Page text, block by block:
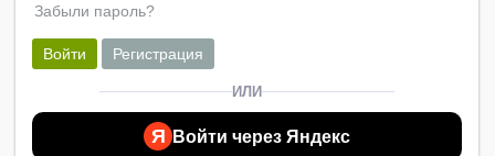
Забыли пароль?
Войти Регистрация
ИЛИ
Я Войти через Яндекс